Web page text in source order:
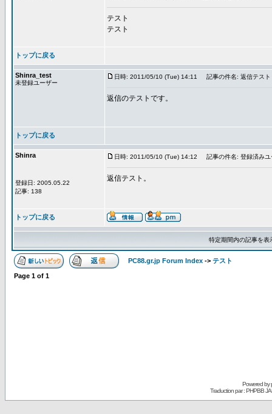
テスト
テスト
トップに戻る
Shinra_test
未登録ユーザー
日時: 2011/05/10 (Tue) 14:11 記事の件名: 返信テスト
返信のテストです。
トップに戻る
Shinra
登録日: 2005.05.22
記事: 138
日時: 2011/05/10 (Tue) 14:12 記事の件名: 登録済みユ
返信テスト。
トップに戻る
特定期間内の記事を
PC88.gr.jp Forum Index -> テスト
Page 1 of 1
Powered by
Traduction par : PHPBB